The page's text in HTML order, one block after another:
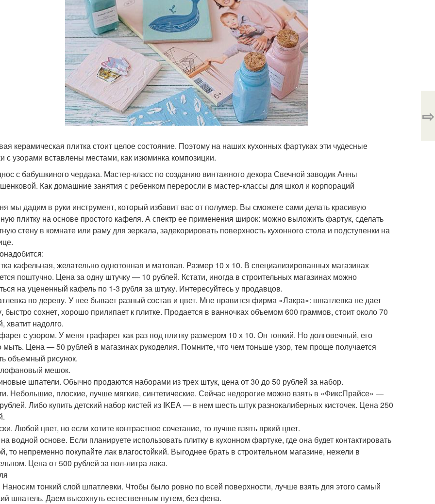
керамическая плитка стоит целое состояние. Поэтому на наших кухонных фартуках эти чудесные
с узорами вставлены местами, как изюминка композиции.
с бабушкиного чердака. Мастер-класс по созданию винтажного декора Свечной заводик Анны
Как домашние занятия с ребенком переросли в мастер-классы для школ и корпораций
мы дадим в руки инструмент, который избавит вас от полумер. Вы сможете сами делать красивую
плитку на основе простого кафеля. А спектр ее применения широк: можно выложить фартук, сделать
стену в комнате или раму для зеркала, задекорировать поверхность кухонного стола и подступенки на
кафельная, желательно однотонная и матовая. Размер 10 х 10. В специализированных магазинах
поштучно. Цена за одну штучку — 10 рублей. Кстати, иногда в строительных магазинах можно
на уцененный кафель по 1-3 рубля за штуку. Интересуйтесь у продавцов.
по дереву. У нее бывает разный состав и цвет. Мне нравится фирма «Лакра»: шпатлевка не дает
быстро сохнет, хорошо прилипает к плитке. Продается в ванночках объемом 600 граммов, стоит около 70
хватит надолго.
с узором. У меня трафарет как раз под плитку размером 10 х 10. Он тонкий. Но долговечный, его
Цена — 50 рублей в магазинах рукоделия. Помните, что чем тоньше узор, тем проще получается
объемный рисунок.
мешок.
шпатели. Обычно продаются наборами из трех штук, цена от 30 до 50 рублей за набор.
Небольшие, плоские, лучше мягкие, синтетические. Сейчас недорогие можно взять в «ФиксПрайсе» —
Либо купить детский набор кистей из IKEA — в нем шесть штук разнокалиберных кисточек. Цена 250
Любой цвет, но если хотите контрастное сочетание, то лучше взять яркий цвет.
водной основе. Если планируете использовать плитку в кухонном фартуке, где она будет контактировать
то непременно покупайте лак влагостойкий. Выгоднее брать в строительном магазине, нежели в
Цена от 500 рублей за пол-литра лака.
тонкий слой шпатлевки. Чтобы было ровно по всей поверхности, лучше взять для этого самый
шпатель. Даем высохнуть естественным путем, без фена.
⇨